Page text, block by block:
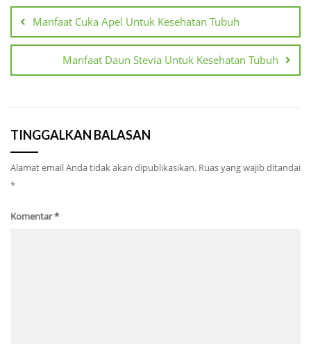
posManfaat Cuka Apel Untuk Kesehatan Tubuh
Manfaat Daun Stevia Untuk Kesehatan Tubuh
TINGGALKAN BALASAN
Alamat email Anda tidak akan dipublikasikan. Ruas yang wajib ditandai
*
Komentar*